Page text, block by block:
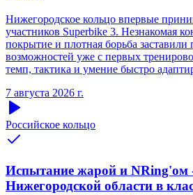
Нижегородское кольцо впервые
участников Superbike 3. Незнакомая
покрытие и плотная борьба заставили
возможностей уже с первых
темп, тактика и умение быстро
7 августа 2026 г.
Российское кольцо
Испытание жарой и NRing'ом
Нижегородской области в